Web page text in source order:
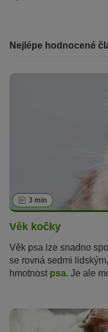
Nejlépe hodnocené
3 min
Věk kočky
Věk psa lze snadno
se rovná sedmi
hmotnost psa. Je ale